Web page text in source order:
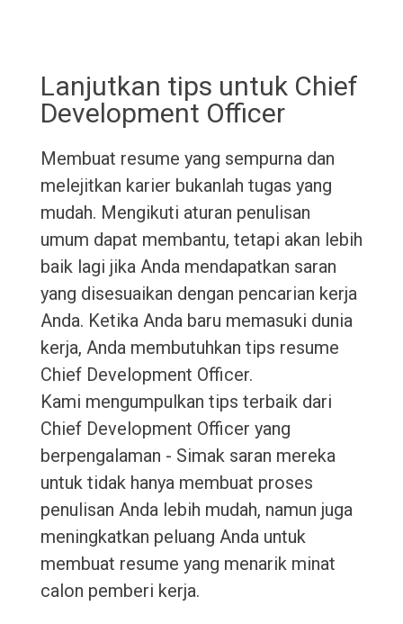
Lanjutkan tips untuk Chief
Development Officer
Membuat resume yang sempurna dan
melejitkan karier bukanlah tugas yang
mudah. Mengikuti aturan penulisan
umum dapat membantu, tetapi akan lebih
baik lagi jika Anda mendapatkan saran
yang disesuaikan dengan pencarian kerja
Anda. Ketika Anda baru memasuki dunia
kerja, Anda membutuhkan tips resume
Chief Development Officer.
Kami mengumpulkan tips terbaik dari
Chief Development Officer yang
berpengalaman - Simak saran mereka
untuk tidak hanya membuat proses
penulisan Anda lebih mudah, namun juga
meningkatkan peluang Anda untuk
membuat resume yang menarik minat
calon pemberi kerja.